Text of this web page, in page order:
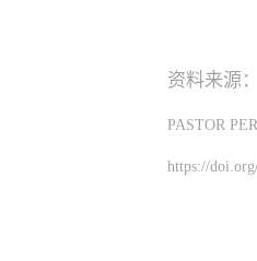
资料来源：
PASTOR
https://